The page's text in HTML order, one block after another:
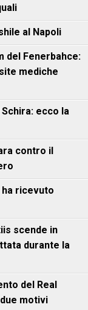
al Napoli
del Fenerbahce:
mediche
ecco la
contro il
ha ricevuto
scende in
durante la
del Real
motivi